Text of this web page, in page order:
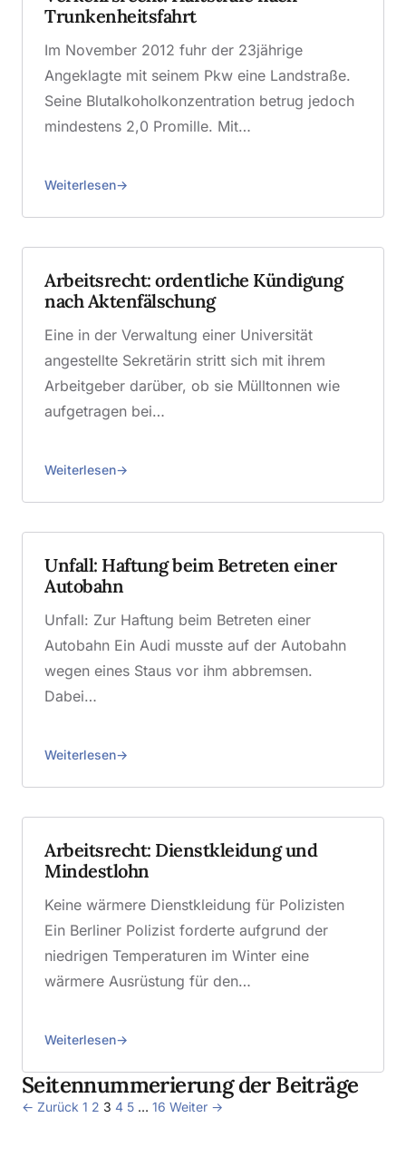
Trunkenheitsfahrt
Im November 2012 fuhr der 23jährige
Angeklagte mit seinem Pkw eine Landstraße.
Seine Blutalkoholkonzentration betrug jedoch
mindestens 2,0 Promille. Mit…
Weiterlesen
Arbeitsrecht: ordentliche Kündigung
nach Aktenfälschung
Eine in der Verwaltung einer Universität
angestellte Sekretärin stritt sich mit ihrem
Arbeitgeber darüber, ob sie Mülltonnen wie
aufgetragen bei…
Weiterlesen
Unfall: Haftung beim Betreten einer
Autobahn
Unfall: Zur Haftung beim Betreten einer
Autobahn Ein Audi musste auf der Autobahn
wegen eines Staus vor ihm abbremsen.
Dabei…
Weiterlesen
Arbeitsrecht: Dienstkleidung und
Mindestlohn
Keine wärmere Dienstkleidung für Polizisten
Ein Berliner Polizist forderte aufgrund der
niedrigen Temperaturen im Winter eine
wärmere Ausrüstung für den…
Weiterlesen
Seitennummerierung der Beiträge
← Zurück 1 2 3 4 5 … 16 Weiter →